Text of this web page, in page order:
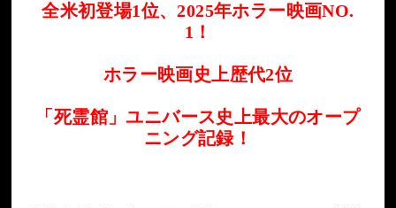
全米初登場1位＆ホラー映画史上歴代2位！全世界1.8億ドル突破のメ
ガヒットスタート！＜すべて実話＞の【実録最恐予告】解禁！
全米初登場1位、2025年ホラー映画NO.
1！
ホラー映画史上歴代2位
「死霊館」ユニバース史上最大のオープ
ニング記録！